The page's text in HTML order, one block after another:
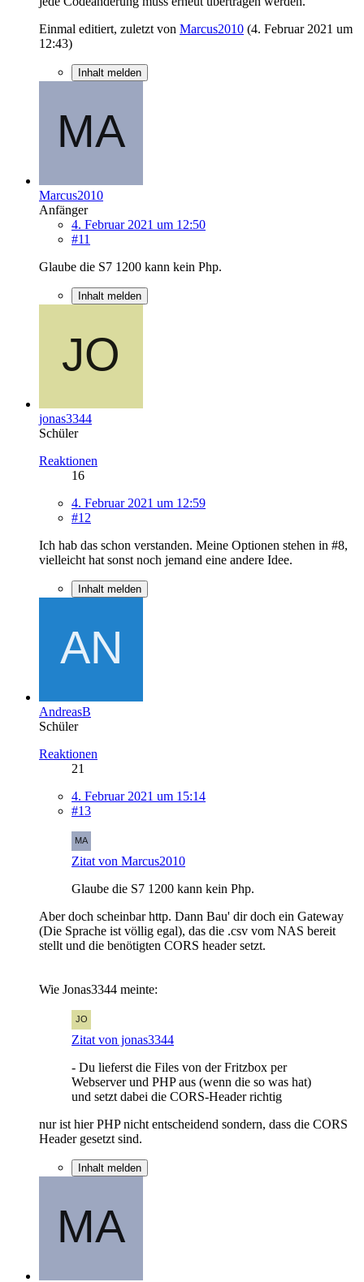
Einmal editiert, zuletzt von Marcus2010 (4. Februar 2021 um
12:43)
Inhalt melden
Marcus2010
Anfänger
4. Februar 2021 um 12:50
#11
Glaube die S7 1200 kann kein Php.
Inhalt melden
jonas3344
Schüler
Reaktionen
16
4. Februar 2021 um 12:59
#12
Ich hab das schon verstanden. Meine Optionen stehen in #8,
vielleicht hat sonst noch jemand eine andere Idee.
Inhalt melden
AndreasB
Schüler
Reaktionen
21
4. Februar 2021 um 15:14
#13
Zitat von Marcus2010
Glaube die S7 1200 kann kein Php.
Aber doch scheinbar http. Dann Bau' dir doch ein Gateway
(Die Sprache ist völlig egal), das die .csv vom NAS bereit
stellt und die benötigten CORS header setzt.
Wie Jonas3344 meinte:
Zitat von jonas3344
- Du lieferst die Files von der Fritzbox per
Webserver und PHP aus (wenn die so was hat)
und setzt dabei die CORS-Header richtig
nur ist hier PHP nicht entscheidend sondern, dass die CORS
Header gesetzt sind.
Inhalt melden